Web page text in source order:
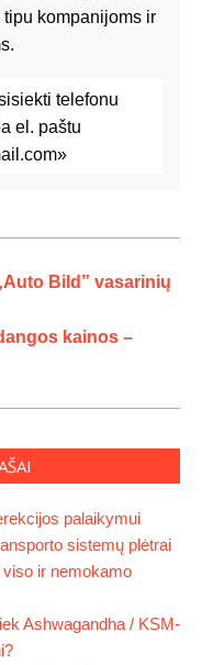
kompanijoms ir
telefonu
el. paštu
Bild” vasarinių
kainos –
palaikymui
sistemų plėtrai
ir nemokamo
Ashwagandha / KSM-